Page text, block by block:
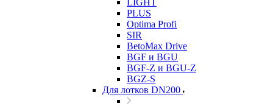
LIGHT
PLUS
Optima Profi
SIR
BetoMax Drive
BGF и BGU
BGF-Z и BGU-Z
BGZ-S
Для лотков DN200